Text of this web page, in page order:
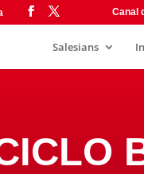
Canal
Salesians